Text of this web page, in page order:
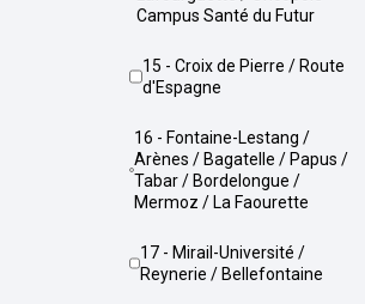
Campus Santé du Futur
15 - Croix de Pierre / Route
d'Espagne
16 - Fontaine-Lestang /
Arènes / Bagatelle / Papus /
Tabar / Bordelongue /
Mermoz / La Faourette
17 - Mirail-Université /
Reynerie / Bellefontaine